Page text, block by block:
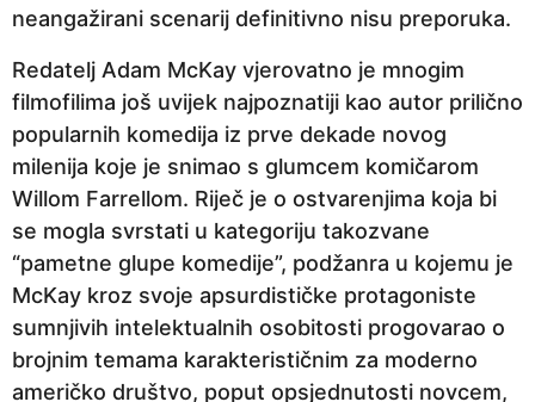
neangažirani scenarij definitivno nisu preporuka.
Redatelj Adam McKay vjerovatno je mnogim
filmofilima još uvijek najpoznatiji kao autor prilično
popularnih komedija iz prve dekade novog
milenija koje je snimao s glumcem komičarom
Willom Farrellom. Riječ je o ostvarenjima koja bi
se mogla svrstati u kategoriju takozvane
“pametne glupe komedije”, podžanra u kojemu je
McKay kroz svoje apsurdističke protagoniste
sumnjivih intelektualnih osobitosti progovarao o
brojnim temama karakterističnim za moderno
američko društvo, poput opsjednutosti novcem,